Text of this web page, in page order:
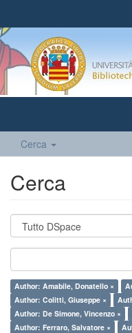
Cerca
Cerca
Author: Amabile, Donatello ×
Author: Colitti, Giuseppe ×
Author: De Simone, Vincenzo ×
Author: Ferraro, Salvatore ×